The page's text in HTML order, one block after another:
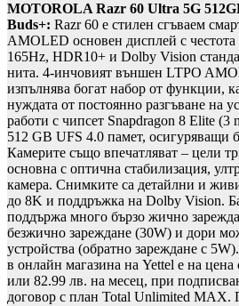
MOTOROLA Razr 60 Ultra 5G
Buds+: Razr 60 е стилен сгъваем
AMOLED основен дисплей с честота
165Hz, HDR10+ и Dolby Vision
нита. 4-инчовият външен LTPO
изпълнява богат набор от функции,
нуждата от постоянно разгъване на
работи с чипсет Snapdragon 8 Elite
512 GB UFS 4.0 памет, осигуряващи
Камерите също впечатляват – цели
основна с оптична стабилизация,
камера. Снимките са детайлни и
до 8K и поддръжка на Dolby Vision.
поддържа много бързо жично
безжично зареждане (30W) и дори
устройства (обратно зареждане с
в онлайн магазина на Yettel е на
или 82.99 лв. на месец, при
договор с план Total Unlimited MAX.